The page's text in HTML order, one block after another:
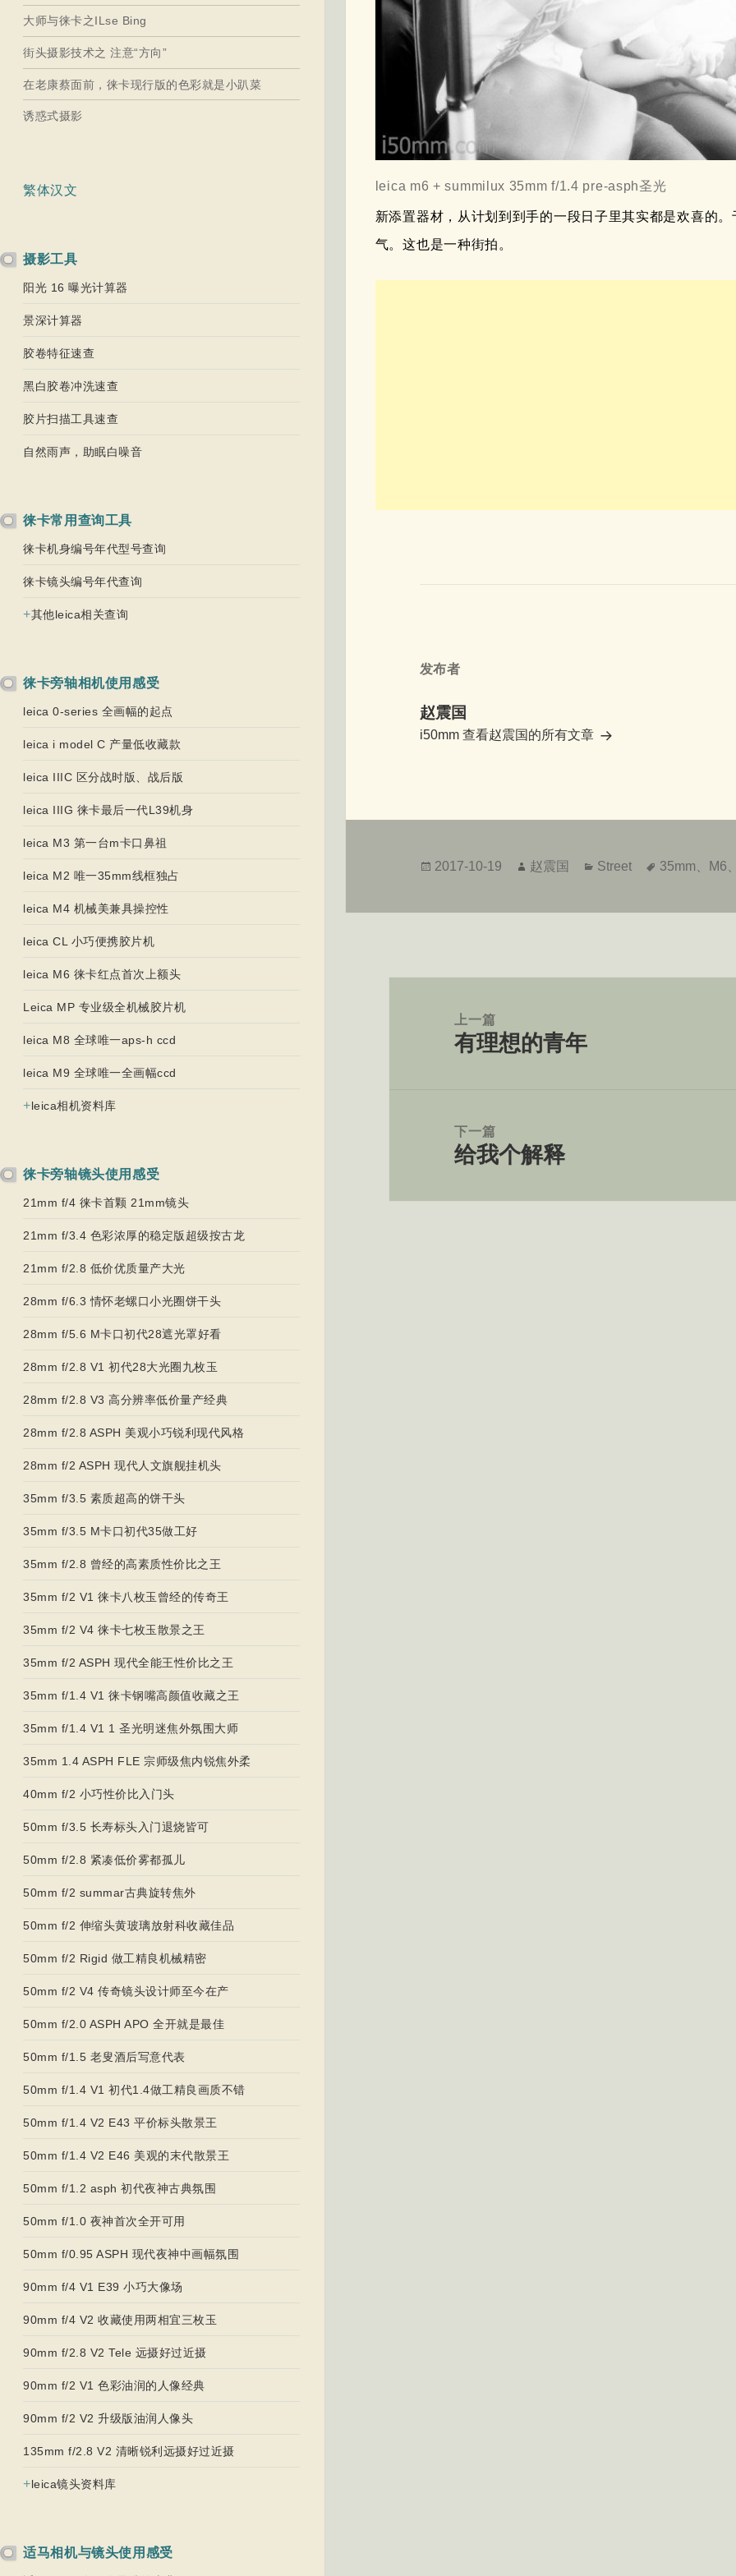
大师与徕卡之ILse Bing
街头摄影技术之 注意“方向”
在老康蔡面前，徕卡现行版的色彩就是小趴菜
诱惑式摄影
繁体汉文
摄影工具
阳光 16 曝光计算器
景深计算器
胶卷特征速查
黑白胶卷冲洗速查
胶片扫描工具速查
自然雨声，助眠白噪音
徕卡常用查询工具
徕卡机身编号年代型号查询
徕卡镜头编号年代查询
+其他leica相关查询
徕卡旁轴相机使用感受
leica 0-series 全画幅的起点
leica i model C 产量低收藏款
leica IIIC 区分战时版、战后版
leica IIIG 徕卡最后一代L39机身
leica M3 第一台m卡口鼻祖
leica M2 唯一35mm线框独占
leica M4 机械美兼具操控性
leica CL 小巧便携胶片机
leica M6 徕卡红点首次上额头
Leica MP 专业级全机械胶片机
leica M8 全球唯一aps-h ccd
leica M9 全球唯一全画幅ccd
+leica相机资料库
徕卡旁轴镜头使用感受
21mm f/4 徕卡首颗 21mm镜头
21mm f/3.4 色彩浓厚的稳定版超级按古龙
21mm f/2.8 低价优质量产大光
28mm f/6.3 情怀老螺口小光圈饼干头
28mm f/5.6 M卡口初代28遮光罩好看
28mm f/2.8 V1 初代28大光圈九枚玉
28mm f/2.8 V3 高分辨率低价量产经典
28mm f/2.8 ASPH 美观小巧锐利现代风格
28mm f/2 ASPH 现代人文旗舰挂机头
35mm f/3.5 素质超高的饼干头
35mm f/3.5 M卡口初代35做工好
35mm f/2.8 曾经的高素质性价比之王
35mm f/2 V1 徕卡八枚玉曾经的传奇王
35mm f/2 V4 徕卡七枚玉散景之王
35mm f/2 ASPH 现代全能王性价比之王
35mm f/1.4 V1 徕卡钢嘴高颜值收藏之王
35mm f/1.4 V1 1 圣光明迷焦外氛围大师
35mm 1.4 ASPH FLE 宗师级焦内锐焦外柔
40mm f/2 小巧性价比入门头
50mm f/3.5 长寿标头入门退烧皆可
50mm f/2.8 紧凑低价雾都孤儿
50mm f/2 summar古典旋转焦外
50mm f/2 伸缩头黄玻璃放射科收藏佳品
50mm f/2 Rigid 做工精良机械精密
50mm f/2 V4 传奇镜头设计师至今在产
50mm f/2.0 ASPH APO 全开就是最佳
50mm f/1.5 老叟酒后写意代表
50mm f/1.4 V1 初代1.4做工精良画质不错
50mm f/1.4 V2 E43 平价标头散景王
50mm f/1.4 V2 E46 美观的末代散景王
50mm f/1.2 asph 初代夜神古典氛围
50mm f/1.0 夜神首次全开可用
50mm f/0.95 ASPH 现代夜神中画幅氛围
90mm f/4 V1 E39 小巧大像场
90mm f/4 V2 收藏使用两相宜三枚玉
90mm f/2.8 V2 Tele 远摄好过近摄
90mm f/2 V1 色彩油润的人像经典
90mm f/2 V2 升级版油润人像头
135mm f/2.8 V2 清晰锐利远摄好过近摄
+leica镜头资料库
适马相机与镜头使用感受
leica m6 + summilux 35mm f/1.4 pre-asph圣光
新添置器材，从计划到到手的一段日子里其实都是欢喜的
气。这也是一种街拍。
发布者
赵震国
i50mm 查看赵震国的所有文章
发
2017-10-19
作
赵震国
分
Street
标
35mm M6
上一篇
上
有理想的青年
下一篇
下
文
给我个解释